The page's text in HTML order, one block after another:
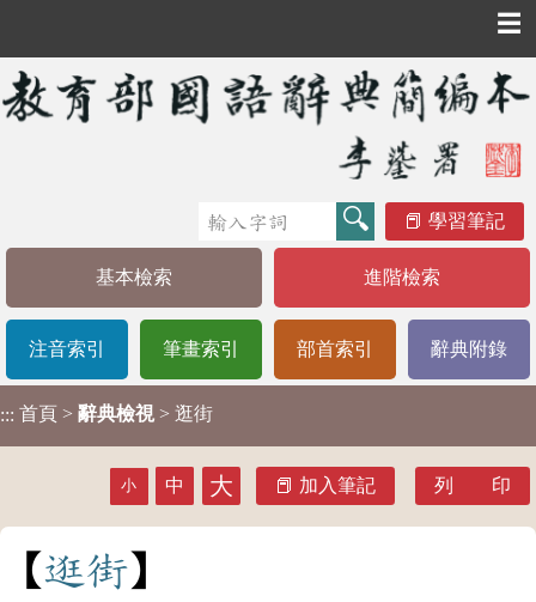
☰
學習筆記
基本檢索 進階檢索
注音索引 筆畫索引 部首索引 辭典附錄
::: 首頁 > 辭典檢視 > 逛街
小 中 大 加入筆記 列 印
逛街